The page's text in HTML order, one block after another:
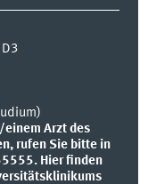
einem Arzt des
rufen Sie bitte in
Hier finden